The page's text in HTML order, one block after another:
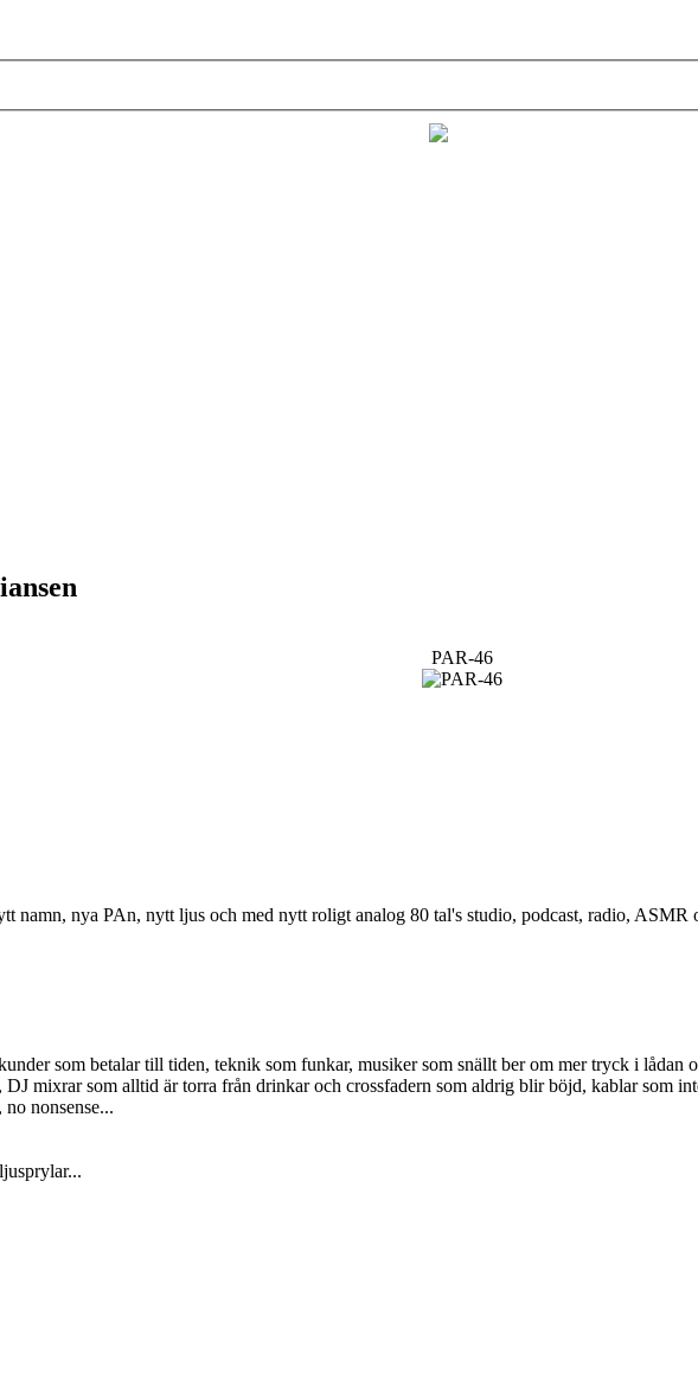
PAR-46
namn, nya PAn, nytt ljus och med nytt roligt analog 80 tal's studio, podcast, radio,
som betalar till tiden, teknik som funkar, musiker som snällt ber om mer tryck i lådan
mixrar som alltid är torra från drinkar och crossfadern som aldrig blir böjd, kablar som
nonsense...